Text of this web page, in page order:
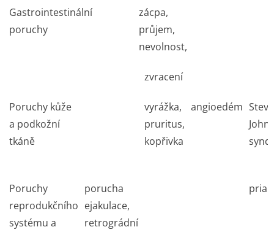
Gastrointestinální
poruchy
zácpa,
průjem,
nevolnost,
zvracení
Poruchy kůže
a podkožní
tkáně
vyrážka,
pruritus,
kopřivka
angioedém
Poruchy
reprodukčního
systému a
porucha
ejakulace,
retrográdní